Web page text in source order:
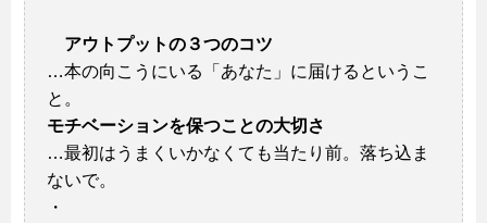
アウトプットの３つのコツ
…本の向こうにいる「あなた」に届けるというこ
と。
モチベーションを保つことの大切さ
…最初はうまくいかなくても当たり前。落ち込ま
ないで。
・